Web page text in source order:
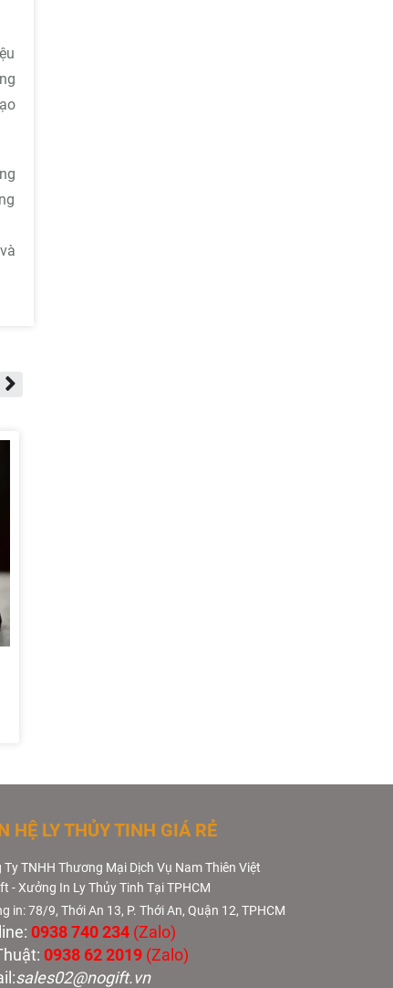
HỆ LY THỦY TINH GIÁ RẺ
Ty TNHH Thương Mại Dịch Vụ Nam Thiên Việt
- Xưởng In Ly Thủy Tinh Tại TPHCM
in: 78/9, Thới An 13, P. Thới An, Quận 12, TPHCM
0938 740 234 (Zalo)
0938 62 2019 (Zalo)
sales02@nogift.vn